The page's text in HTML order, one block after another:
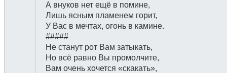
А внуков нет ещё в помине,
Лишь ясным пламенем горит,
У Вас в мечтах, огонь в камине.
#####
Не станут рот Вам затыкать,
Но всё равно Вы промолчите,
Вам очень хочется «скакать»,